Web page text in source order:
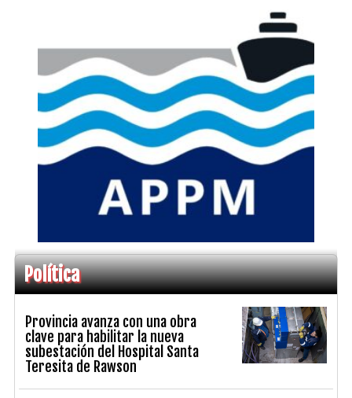
Política
Provincia avanza con una obra
clave para habilitar la nueva
subestación del Hospital Santa
Teresita de Rawson